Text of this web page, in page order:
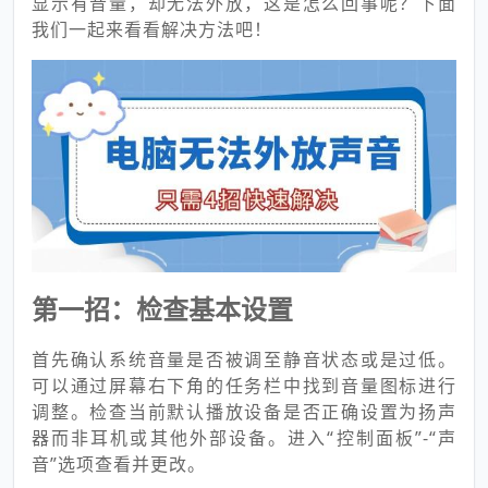
我们一起来看看解决方法吧！
第一招：检查基本设置
首先确认系统音量是否被调至静音状态或是过低。
可以通过屏幕右下角的任务栏中找到音量图标进行
调整。检查当前默认播放设备是否正确设置为扬声
器而非耳机或其他外部设备。进入“控制面板”-“声
音”选项查看并更改。